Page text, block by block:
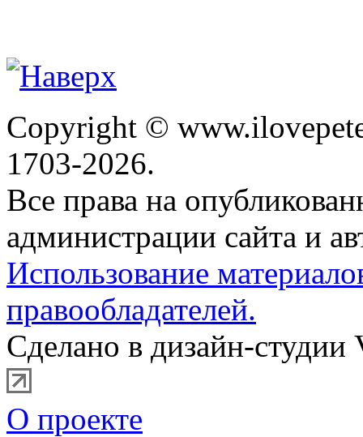
Copyright ©
1703-2026.
Все права на
администрации сайта и
Использование
правообладателей.
Сделано в дизайн-студии
О проекте